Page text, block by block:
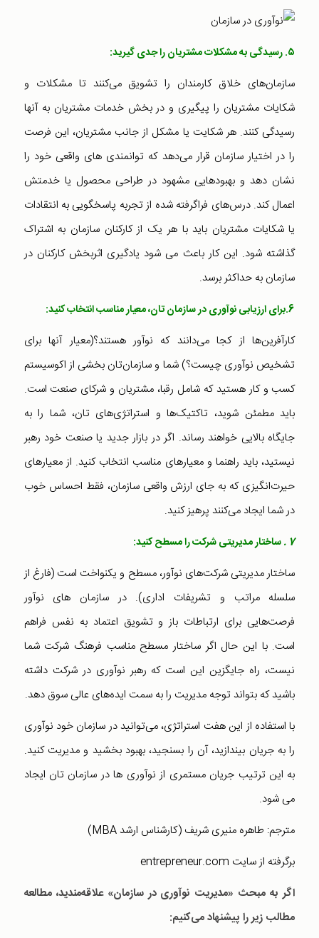
۵. رسیدگی به مشکلات مشتریان را جدی گیرید:
سازمان‌های خلاق کارمندان را تشویق می‌کنند تا مشکلات و
شکایات مشتریان را پیگیری و در بخش خدمات مشتریان به آنها
رسیدگی کنند. هر شکایت یا مشکل از جانب مشتریان، این فرصت
را در اختیار سازمان قرار می‌دهد که توانمندی های واقعی خود را
نشان دهد و بهبودهایی مشهود در طراحی محصول یا خدمتش
اعمال کند. درس‌های فراگرفته شده از تجربه پاسخگویی به انتقادات
یا شکایات مشتریان باید با هر یک از کارکنان سازمان به اشتراک
گذاشته شود. این کار باعث می شود یادگیری اثربخش کارکنان در
سازمان به حداکثر برسد.
6.برای ارزیابی نوآوری در سازمان تان، معیار مناسب انتخاب کنید:
کارآفرین‌ها از کجا می‌دانند که نوآور هستند؟(معیار آنها برای
تشخیص نوآوری چیست؟) شما و سازمان‌تان بخشی از اکوسیستم
کسب و کار هستید که شامل رقبا، مشتریان و شرکای صنعت است.
باید مطمئن شوید، تاکتیک‌ها و استراتژی‌های تان، شما را به
جایگاه بالایی خواهند رساند. اگر در بازار جدید یا صنعت خود رهبر
نیستید، باید راهنما و معیارهای مناسب انتخاب کنید. از معیارهای
حیرت‌انگیزی که به جای ارزش واقعی سازمان، فقط احساس خوب
در شما ایجاد می‌کنند پرهیز کنید.
7 . ساختار مدیریتی شرکت را مسطح کنید:
ساختار مدیریتی شرکت‌های نوآور، مسطح و یکنواخت است (فارغ از
سلسله مراتب و تشریفات اداری). در سازمان های نوآور
فرصت‌هایی برای ارتباطات باز و تشویق اعتماد به نفس فراهم
است. با این حال اگر ساختار مسطح مناسب فرهنگ شرکت شما
نیست، راه جایگزین این است که رهبر نوآوری در شرکت داشته
باشید که بتواند توجه مدیریت را به سمت ایده‌های عالی سوق دهد.
با استفاده از این هفت استراتژی، می‌توانید در سازمان خود نوآوری
را به جریان بیندازید، آن را بسنجید، بهبود بخشید و مدیریت کنید.
به این ترتیب جریان مستمری از نوآوری ها در سازمان تان ایجاد
می شود.
مترجم: طاهره منیری شریف (کارشناس ارشد MBA)
برگرفته از سایت entrepreneur.com
اگر به مبحث «مدیریت نوآوری در سازمان» علاقه‌مندید، مطالعه
مطالب زیر را پیشنهاد می‌کنیم: